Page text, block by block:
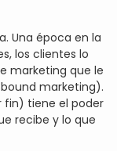
Una época en la
los clientes lo
marketing que le
marketing).
fin) tiene el poder
recibe y lo que